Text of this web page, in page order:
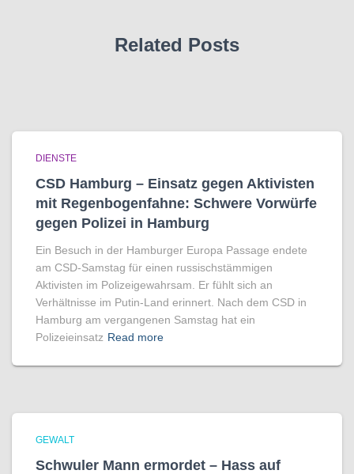
Related Posts
DIENSTE
CSD Hamburg – Einsatz gegen Aktivisten
mit Regenbogen­fahne: Schwere Vorwürfe
gegen Polizei in Hamburg
Ein Besuch in der Hamburger Europa Passage endete
am CSD-Samstag für einen russischstämmigen
Aktivisten im Polizeigewahrsam. Er fühlt sich an
Verhältnisse im Putin-Land erinnert. Nach dem CSD in
Hamburg am vergangenen Samstag hat ein
Polizeieinsatz Read more
GEWALT
Schwuler Mann ermordet – Hass auf